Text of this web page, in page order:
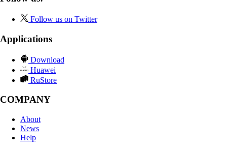
Follow us on Twitter
Applications
Download
Huawei
RuStore
COMPANY
About
News
Help